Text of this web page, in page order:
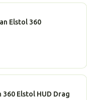
Elstol 360
360 Elstol HUD Drag